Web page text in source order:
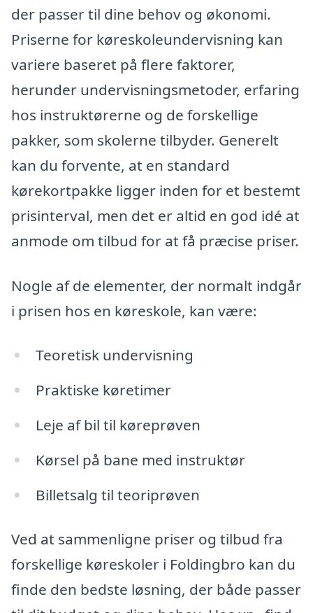
der passer til dine behov og økonomi.
Priserne for køreskoleundervisning kan
variere baseret på flere faktorer,
herunder undervisningsmetoder, erfaring
hos instruktørerne og de forskellige
pakker, som skolerne tilbyder. Generelt
kan du forvente, at en standard
kørekortpakke ligger inden for et bestemt
prisinterval, men det er altid en god idé at
anmode om tilbud for at få præcise priser.
Nogle af de elementer, der normalt indgår
i prisen hos en køreskole, kan være:
Teoretisk undervisning
Praktiske køretimer
Leje af bil til køreprøven
Kørsel på bane med instruktør
Billetsalg til teoriprøven
Ved at sammenligne priser og tilbud fra
forskellige køreskoler i Foldingbro kan du
finde den bedste løsning, der både passer